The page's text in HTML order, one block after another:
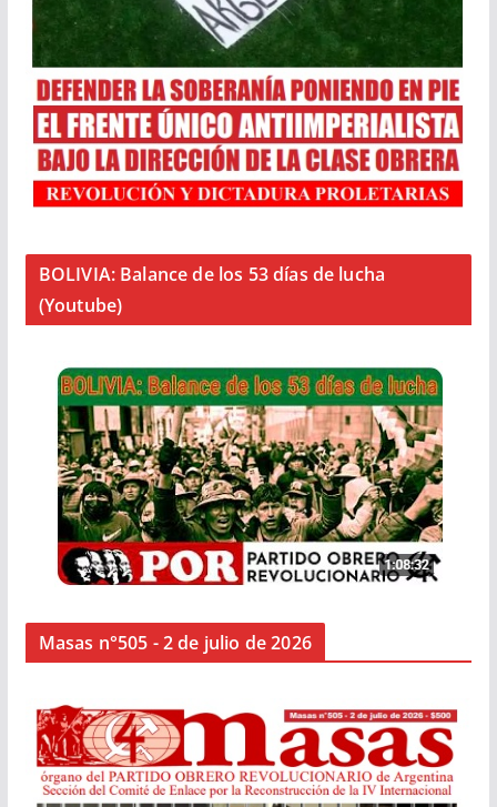
BOLIVIA: Balance de los 53 días de lucha
(Youtube)
Masas n°505 - 2 de julio de 2026